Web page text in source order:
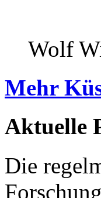
Wolf
Mehr
Aktuelle
Die